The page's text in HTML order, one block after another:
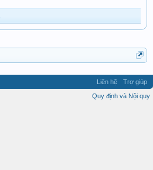
Liên hệ
Trợ giúp
Quy định và Nội quy